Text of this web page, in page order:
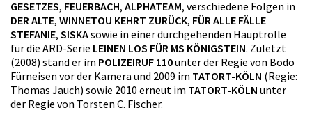
GESETZES, FEUERBACH, ALPHATEAM, verschiedene Folgen in
DER ALTE, WINNETOU KEHRT ZURÜCK, FÜR ALLE FÄLLE
STEFANIE, SISKAsowie in einer durchgehenden Hauptrolle
für die ARD-Serie LEINEN LOS FÜR MS KÖNIGSTEIN. Zuletzt
(2008) stand er im POLIZEIRUF 110unter der Regie von Bodo
Fürneisen vor der Kamera und 2009 im TATORT-KÖLN (Regie:
Thomas Jauch) sowie 2010 erneut im TATORT-KÖLN unter
der Regie von Torsten C. Fischer.